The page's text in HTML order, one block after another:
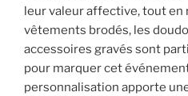
leur valeur affective, tout
vêtements brodés, les
accessoires gravés sont
pour marquer cet
personnalisation apporte